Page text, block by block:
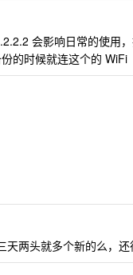
会影响日常的使用
的时候就连这个的 WiFi
两头就多个新的么，